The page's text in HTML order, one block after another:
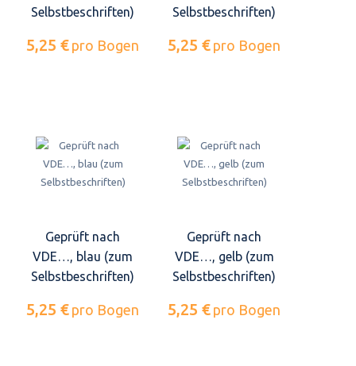
Selbstbeschriften)
5,25 € pro Bogen
Selbstbeschriften)
5,25 € pro Bogen
Geprüft nach
VDE…, blau (zum
Selbstbeschriften)
5,25 € pro Bogen
Geprüft nach
VDE…, gelb (zum
Selbstbeschriften)
5,25 € pro Bogen